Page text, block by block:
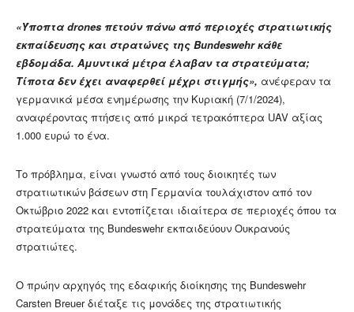
«Ύποπτα drones πετούν πάνω από περιοχές στρατιωτικής
εκπαίδευσης και στρατώνες της Bundeswehr κάθε
εβδομάδα. Αμυντικά μέτρα έλαβαν τα στρατεύματα;
Τίποτα δεν έχει αναφερθεί μέχρι στιγμής», ανέφεραν τα
γερμανικά μέσα ενημέρωσης την Κυριακή (7/1/2024),
αναφέροντας πτήσεις από μικρά τετρακόπτερα UAV αξίας
1.000 ευρώ το ένα.
Το πρόβλημα, είναι γνωστό από τους διοικητές των
στρατιωτικών βάσεων στη Γερμανία τουλάχιστον από τον
Οκτώβριο 2022 και εντοπίζεται ιδιαίτερα σε περιοχές όπου τα
στρατεύματα της Bundeswehr εκπαιδεύουν Ουκρανούς
στρατιώτες.
Ο πρώην αρχηγός της εδαφικής διοίκησης της Bundeswehr
Carsten Breuer διέταξε τις μονάδες της στρατιωτικής